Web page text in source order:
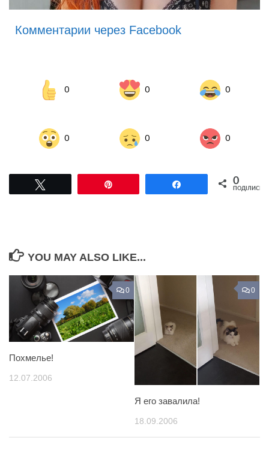
Комментарии через Facebook
0 0 0
0 0 0
Поділитися0
ПОДІЛИСЬ
YOU MAY ALSO LIKE...
0
Похмелье!
12.07.2006
0
Я его завалила!
18.09.2006